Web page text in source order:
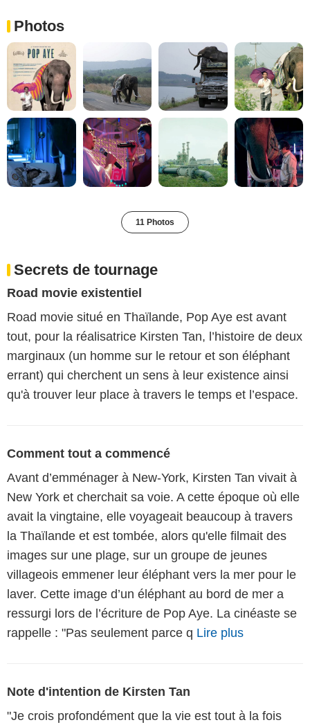
Photos
11 Photos
Secrets de tournage
Road movie existentiel
Road movie situé en Thaïlande, Pop Aye est avant
tout, pour la réalisatrice Kirsten Tan, l’histoire de deux
marginaux (un homme sur le retour et son éléphant
errant) qui cherchent un sens à leur existence ainsi
qu'à trouver leur place à travers le temps et l’espace.
Comment tout a commencé
Avant d’emménager à New-York, Kirsten Tan vivait à
New York et cherchait sa voie. A cette époque où elle
avait la vingtaine, elle voyageait beaucoup à travers
la Thaïlande et est tombée, alors qu'elle filmait des
images sur une plage, sur un groupe de jeunes
villageois emmener leur éléphant vers la mer pour le
laver. Cette image d’un éléphant au bord de mer a
ressurgi lors de l’écriture de Pop Aye. La cinéaste se
rappelle : "Pas seulement parce q Lire plus
Note d'intention de Kirsten Tan
"Je crois profondément que la vie est tout à la fois